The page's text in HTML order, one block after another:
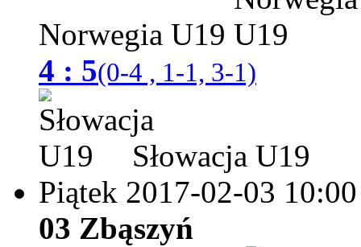
Norwegia U19
4 : 5(0-4 , 1-1, 3-1)
Słowacja U19
Piątek 2017-02-03 10:00
03 Zbąszyń